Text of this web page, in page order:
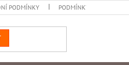
PODMÍNKY PODMÍNKY OCHRANY